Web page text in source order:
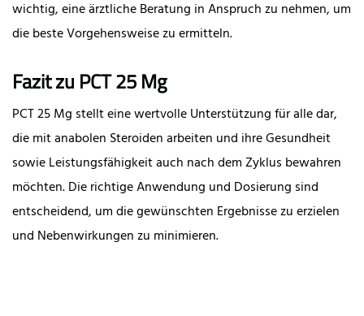
wichtig, eine ärztliche Beratung in Anspruch zu nehmen, um
die beste Vorgehensweise zu ermitteln.
Fazit zu PCT 25 Mg
PCT 25 Mg stellt eine wertvolle Unterstützung für alle dar,
die mit anabolen Steroiden arbeiten und ihre Gesundheit
sowie Leistungsfähigkeit auch nach dem Zyklus bewahren
möchten. Die richtige Anwendung und Dosierung sind
entscheidend, um die gewünschten Ergebnisse zu erzielen
und Nebenwirkungen zu minimieren.